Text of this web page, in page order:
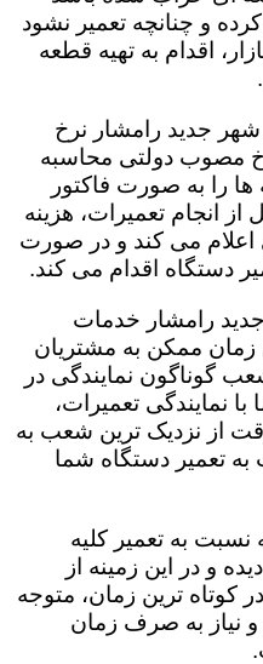
و چنانچه تعمیر نشود
اقدام به تهیه قطعه
جدید رامشار نرخ
مصوب دولتی محاسبه
ها را به صورت فاکتور
از انجام تعمیرات، هزینه
اعلام می کند و در صورت
دستگاه اقدام می کند.
رامشار خدمات
زمان ممکن به مشتریان
گوناگون نمایندگی در
نمایندگی تعمیرات،
از نزدیک ترین شعب به
تعمیر دستگاه شما
نسبت به تعمیر کلیه
و در این زمینه از
کوتاه ترین زمان، متوجه
نیاز به صرف زمان